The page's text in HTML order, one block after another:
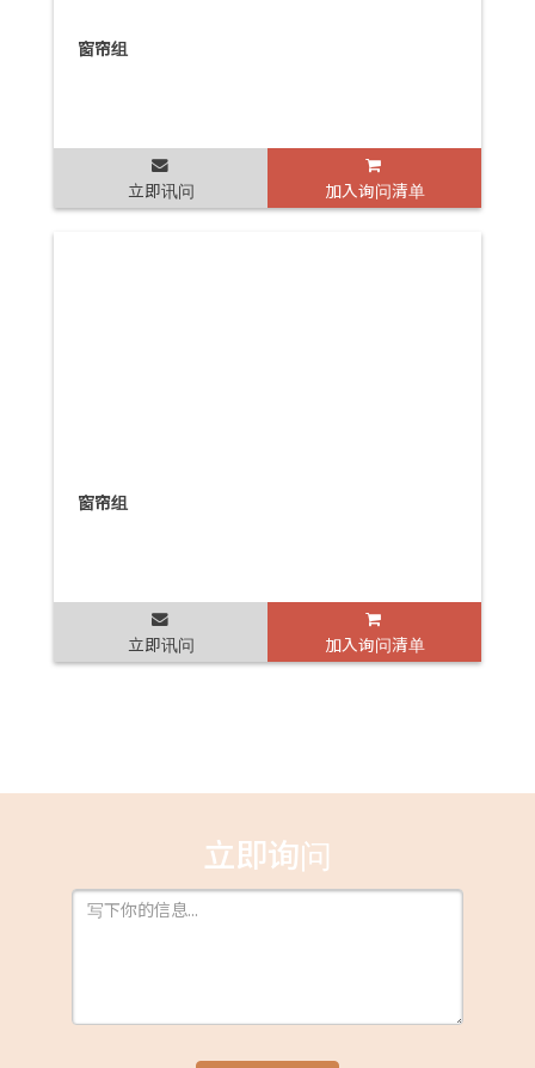
窗帘组
立即讯问 加入询问清单
窗帘组
立即讯问 加入询问清单
立即询问